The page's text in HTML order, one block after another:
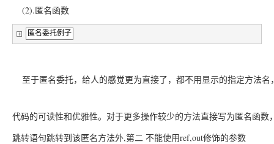
	(2).匿名函数
匿名委托例子
至于匿名委托，给人的感觉更为直接了，都不用显示的指定方法
代码的可读性和优雅性。对于更多操作较少的方法直接写为匿名函
跳转语句跳转到该匿名方法外,第二 不能使用ref,out修饰的参数